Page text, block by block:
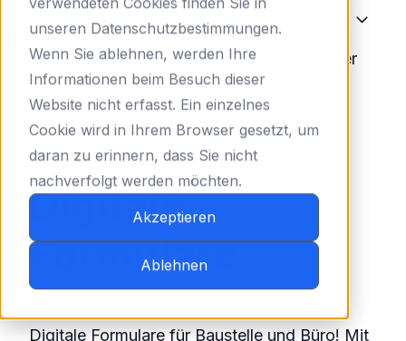
unseren Datenschutzbestimmungen.
Wenn Sie ablehnen, werden Ihre
Informationen beim Besuch dieser
Website nicht erfasst. Ein einzelnes
Cookie wird in Ihrem Browser gesetzt, um
daran zu erinnern, dass Sie nicht
nachverfolgt werden möchten.
Akzeptieren
Ablehnen
Werkzeugkoffer
Kategorie
Digitale
Formulare
Digitale Formulare für Baustelle und Büro! Mit